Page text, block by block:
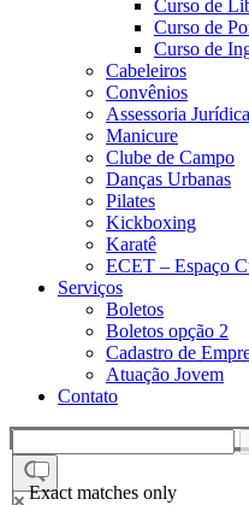
Curso de
Curso de
Curso de
Cabeleiros
Convênios
Assessoria Jurídica
Manicure
Clube de Campo
Danças Urbanas
Pilates
Kickboxing
Karatê
ECET – Espaço
Serviços
Boletos
Boletos opção 2
Cadastro de
Atuação Jovem
Contato
Exact matches only